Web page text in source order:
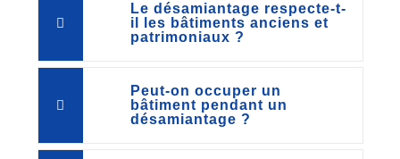
Le désamiantage respecte-t-
il les bâtiments anciens et
patrimoniaux ?
Peut-on occuper un
bâtiment pendant un
désamiantage ?